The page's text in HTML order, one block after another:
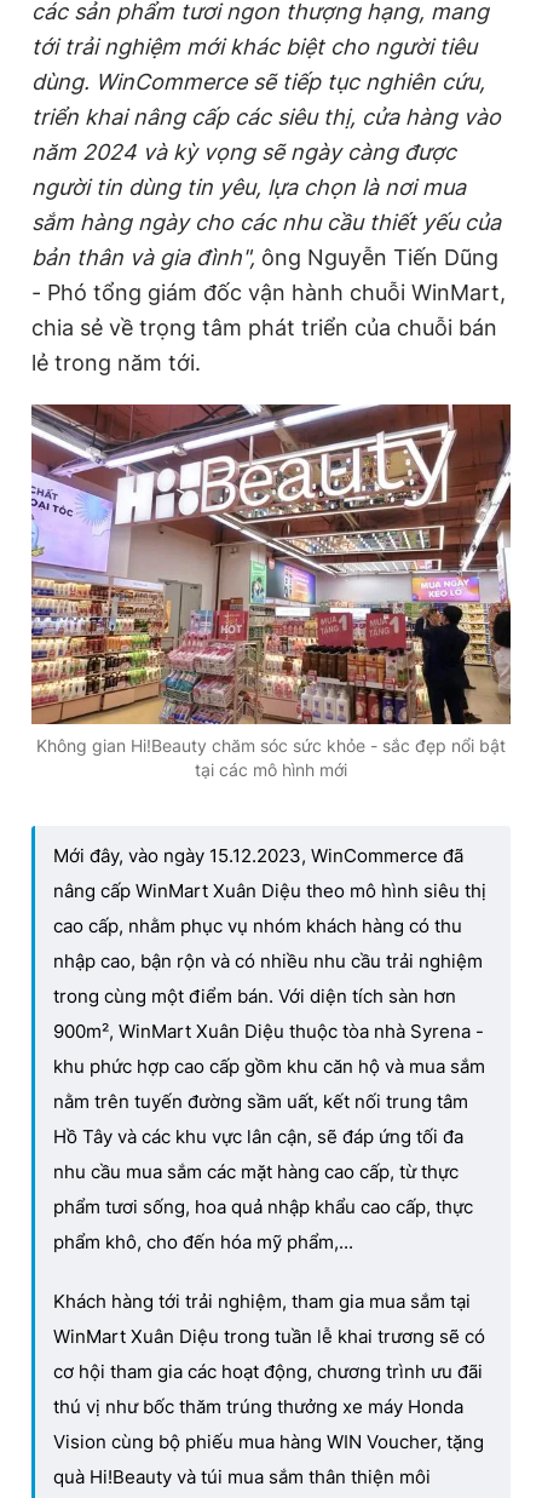
các sản phẩm tươi ngon thượng hạng, mang
tới trải nghiệm mới khác biệt cho người tiêu
dùng. WinCommerce sẽ tiếp tục nghiên cứu,
triển khai nâng cấp các siêu thị, cửa hàng vào
năm 2024 và kỳ vọng sẽ ngày càng được
người tin dùng tin yêu, lựa chọn là nơi mua
sắm hàng ngày cho các nhu cầu thiết yếu của
bản thân và gia đình", ông Nguyễn Tiến Dũng
- Phó tổng giám đốc vận hành chuỗi WinMart,
chia sẻ về trọng tâm phát triển của chuỗi bán
lẻ trong năm tới.
Không gian Hi!Beauty chăm sóc sức khỏe - sắc đẹp nổi bật
tại các mô hình mới
Mới đây, vào ngày 15.12.2023, WinCommerce đã
nâng cấp WinMart Xuân Diệu theo mô hình siêu thị
cao cấp, nhằm phục vụ nhóm khách hàng có thu
nhập cao, bận rộn và có nhiều nhu cầu trải nghiệm
trong cùng một điểm bán. Với diện tích sàn hơn
900m², WinMart Xuân Diệu thuộc tòa nhà Syrena -
khu phức hợp cao cấp gồm khu căn hộ và mua sắm
nằm trên tuyến đường sầm uất, kết nối trung tâm
Hồ Tây và các khu vực lân cận, sẽ đáp ứng tối đa
nhu cầu mua sắm các mặt hàng cao cấp, từ thực
phẩm tươi sống, hoa quả nhập khẩu cao cấp, thực
phẩm khô, cho đến hóa mỹ phẩm,...
Khách hàng tới trải nghiệm, tham gia mua sắm tại
WinMart Xuân Diệu trong tuần lễ khai trương sẽ có
cơ hội tham gia các hoạt động, chương trình ưu đãi
thú vị như bốc thăm trúng thưởng xe máy Honda
Vision cùng bộ phiếu mua hàng WIN Voucher, tặng
quà Hi!Beauty và túi mua sắm thân thiện môi